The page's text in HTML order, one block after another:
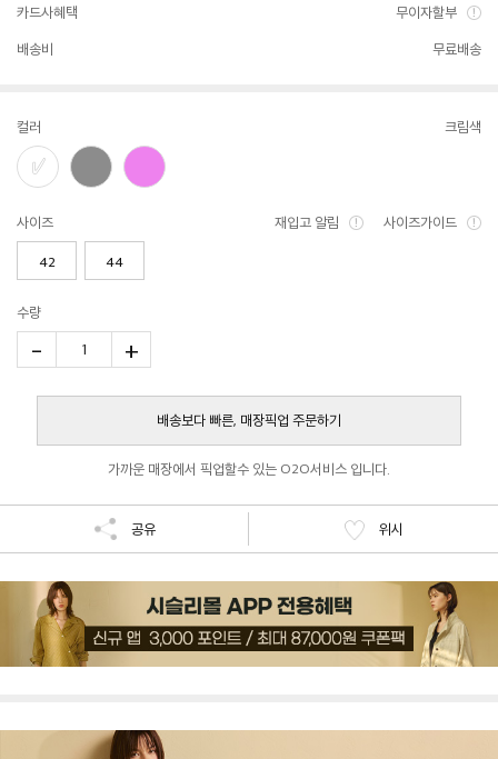
카드사혜택 무이자할부
배송비 무료배송
컬러 크림색
사이즈 재입고 알림 사이즈가이드
42 44
수량
- 1 +
배송보다 빠른, 매장픽업 주문하기
가까운 매장에서 픽업할수 있는 O2O서비스 입니다.
공유 위시